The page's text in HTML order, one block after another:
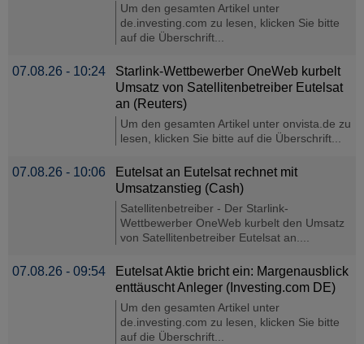
Um den gesamten Artikel unter
de.investing.com zu lesen, klicken Sie bitte
auf die Überschrift...
07.08.26 - 10:24
Starlink-Wettbewerber OneWeb kurbelt
Umsatz von Satellitenbetreiber Eutelsat
an (Reuters)
Um den gesamten Artikel unter onvista.de zu
lesen, klicken Sie bitte auf die Überschrift...
07.08.26 - 10:06
Eutelsat an Eutelsat rechnet mit
Umsatzanstieg (Cash)
Satellitenbetreiber - Der Starlink-
Wettbewerber OneWeb kurbelt den Umsatz
von Satellitenbetreiber Eutelsat an....
07.08.26 - 09:54
Eutelsat Aktie bricht ein: Margenausblick
enttäuscht Anleger (Investing.com DE)
Um den gesamten Artikel unter
de.investing.com zu lesen, klicken Sie bitte
auf die Überschrift...